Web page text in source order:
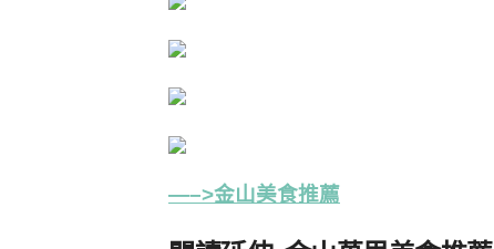
—–>金山美食推薦